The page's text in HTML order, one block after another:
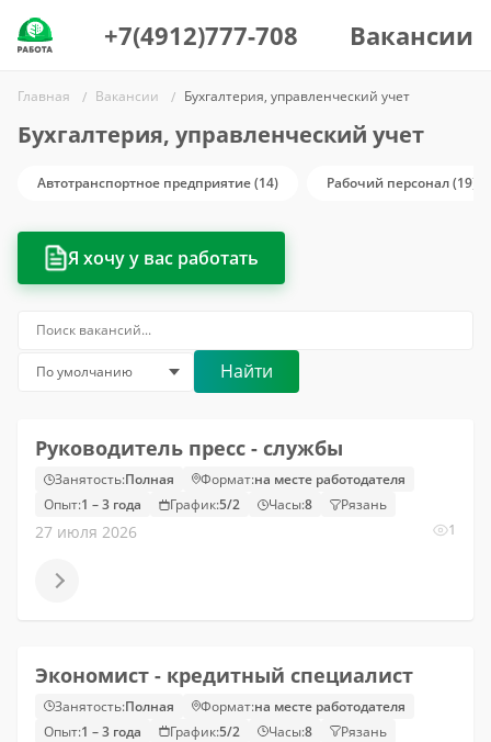
+7(4912)777-708 Вакансии
Главная Вакансии Бухгалтерия, управленческий учет
Бухгалтерия, управленческий учет
Автотранспортное предприятие (14) Рабочий персонал (19)
Я хочу у вас работать
Найти
Руководитель пресс - службы
Занятость:Полная Формат:на месте работодателя
Опыт:1 – 3 года График:5/2 Часы:8 Рязань
27 июля 2026 1
Экономист - кредитный специалист
Занятость:Полная Формат:на месте работодателя
Опыт:1 – 3 года График:5/2 Часы:8 Рязань